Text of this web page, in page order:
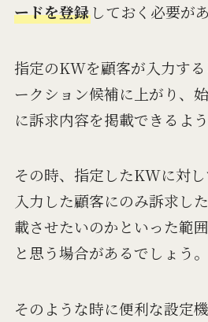
ードを登録しておく必要があ
指定のKWを顧客が入力す
ークション候補に上がり、
に訴求内容を掲載できるよう
その時、指定したKWに対
入力した顧客にのみ訴求し
載させたいのかといった範
と思う場合があるでしょう。
そのような時に便利な設定